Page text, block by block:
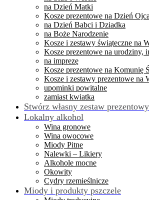
na Dzień Matki
Kosze prezentowe na Dzień Ojca
na Dzień Babci i Dziadka
na Boże Narodzenie
Kosze i zestawy świąteczne na
Kosze prezentowe na urodziny,
na imprezę
Kosze prezentowe na Komunię
Kosze i zestawy prezentowe na
upominki powitalne
zamiast kwiatka
Stwórz własny zestaw prezentowy
Lokalny alkohol
Wina gronowe
Wina owocowe
Miody Pitne
Nalewki – Likiery
Alkohole mocne
Okowity
Cydry rzemieślnicze
Miody i produkty pszczele